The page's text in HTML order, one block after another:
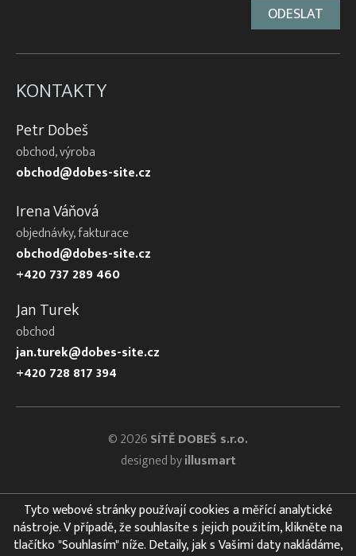
KONTAKTY
Petr Dobeš
obchod, výroba
obchod@dobes-site.cz
Irena Váňová
objednávky, fakturace
obchod@dobes-site.cz
+420 737 289 460
Jan Turek
obchod
jan.turek@dobes-site.cz
+420 728 817 394
© 2026SÍTĚ DOBEŠ s.r.o.
designed byillusmart
Tyto webové stránky používají cookies a měřící analytické
nástroje. V případě, že souhlasíte s jejich použitím, klikněte na
tlačítko "Souhlasím" níže. Detaily, jak s Vašimi daty nakládáme,